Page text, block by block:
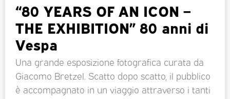
“80 YEARS OF AN ICON –
THE EXHIBITION” 80 anni di
Vespa
Una grande esposizione fotografica curata da
Giacomo Bretzel. Scatto dopo scatto, il pubblico
è accompagnato in un viaggio attraverso i tanti